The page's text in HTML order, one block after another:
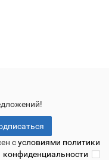
сусловиями политики
конфиденциальности